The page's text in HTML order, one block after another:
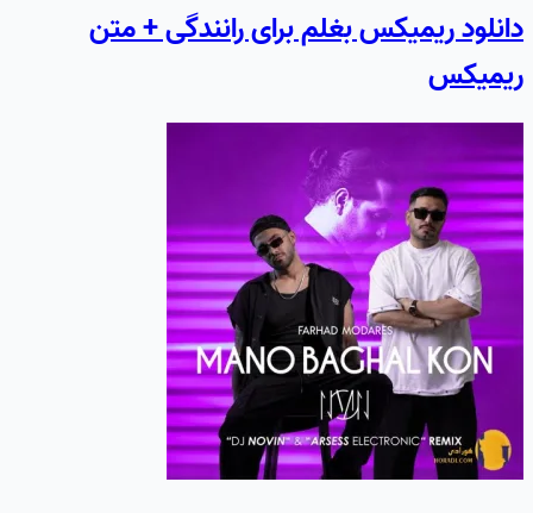
دانلود ریمیکس بغلم برای رانندگی + متن
ریمیکس